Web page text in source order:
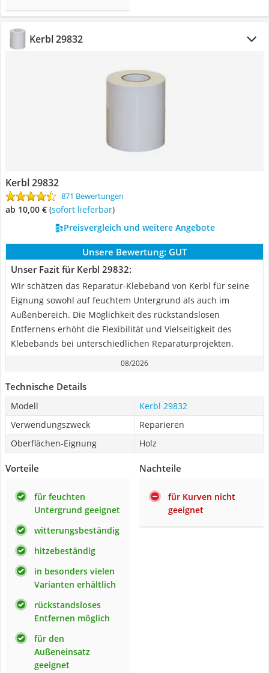
Kerbl 29832
Kerbl 29832
871 Bewertungen
ab 10,00 € ( Sofort lieferbar)
Preisvergleich und weitere Angebote
Unsere Bewertung: GUT
Unser Fazit für Kerbl 29832:
Wir schätzen das Reparatur-Klebeband von Kerbl für seine
Eignung sowohl auf feuchtem Untergrund als auch im
Außenbereich. Die Möglichkeit des rückstandslosen
Entfernens erhöht die Flexibilität und Vielseitigkeit des
Klebebands bei unterschiedlichen Reparaturprojekten.
08/2026
Technische Details
Modell
Kerbl 29832
Verwendungszweck
Reparieren
Oberflächen-Eignung
Holz
Vorteile
für feuchten
Untergrund geeignet
witterungsbeständig
hitzebeständig
in besonders vielen
Varianten erhältlich
rückstandsloses
Entfernen möglich
für den
Außeneinsatz
geeignet
Nachteile
für Kurven nicht
geeignet